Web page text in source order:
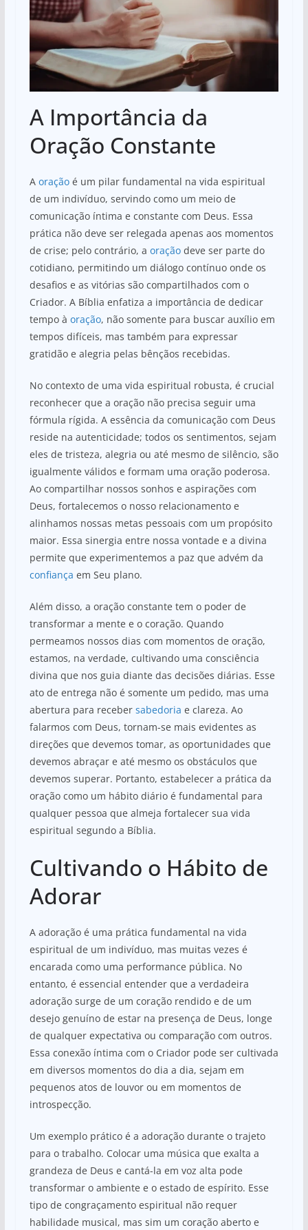
A Importância da
Oração Constante
A oraçãoé um pilar fundamental na vida espiritual
de um indivíduo, servindo como um meio de
comunicação íntima e constante com Deus. Essa
prática não deve ser relegada apenas aos momentos
de crise; pelo contrário, a oraçãodeve ser parte do
cotidiano, permitindo um diálogo contínuo onde os
desafios e as vitórias são compartilhados com o
Criador. A Bíblia enfatiza a importância de dedicar
tempo à oração, não somente para buscar auxílio em
tempos difíceis, mas também para expressar
gratidão e alegria pelas bênçãos recebidas.
No contexto de uma vida espiritual robusta, é crucial
reconhecer que a oração não precisa seguir uma
fórmula rígida. A essência da comunicação com Deus
reside na autenticidade; todos os sentimentos, sejam
eles de tristeza, alegria ou até mesmo de silêncio, são
igualmente válidos e formam uma oração poderosa.
Ao compartilhar nossos sonhos e aspirações com
Deus, fortalecemos o nosso relacionamento e
alinhamos nossas metas pessoais com um propósito
maior. Essa sinergia entre nossa vontade e a divina
permite que experimentemos a paz que advém da
confiança em Seu plano.
Além disso, a oração constante tem o poder de
transformar a mente e o coração. Quando
permeamos nossos dias com momentos de oração,
estamos, na verdade, cultivando uma consciência
divina que nos guia diante das decisões diárias. Esse
ato de entrega não é somente um pedido, mas uma
abertura para receber sabedoria e clareza. Ao
falarmos com Deus, tornam-se mais evidentes as
direções que devemos tomar, as oportunidades que
devemos abraçar e até mesmo os obstáculos que
devemos superar. Portanto, estabelecer a prática da
oração como um hábito diário é fundamental para
qualquer pessoa que almeja fortalecer sua vida
espiritual segundo a Bíblia.
Cultivando o Hábito de
Adorar
A adoração é uma prática fundamental na vida
espiritual de um indivíduo, mas muitas vezes é
encarada como uma performance pública. No
entanto, é essencial entender que a verdadeira
adoração surge de um coração rendido e de um
desejo genuíno de estar na presença de Deus, longe
de qualquer expectativa ou comparação com outros.
Essa conexão íntima com o Criador pode ser cultivada
em diversos momentos do dia a dia, sejam em
pequenos atos de louvor ou em momentos de
introspecção.
Um exemplo prático é a adoração durante o trajeto
para o trabalho. Colocar uma música que exalta a
grandeza de Deus e cantá-la em voz alta pode
transformar o ambiente e o estado de espírito. Esse
tipo de congraçamento espiritual não requer
habilidade musical, mas sim um coração aberto e